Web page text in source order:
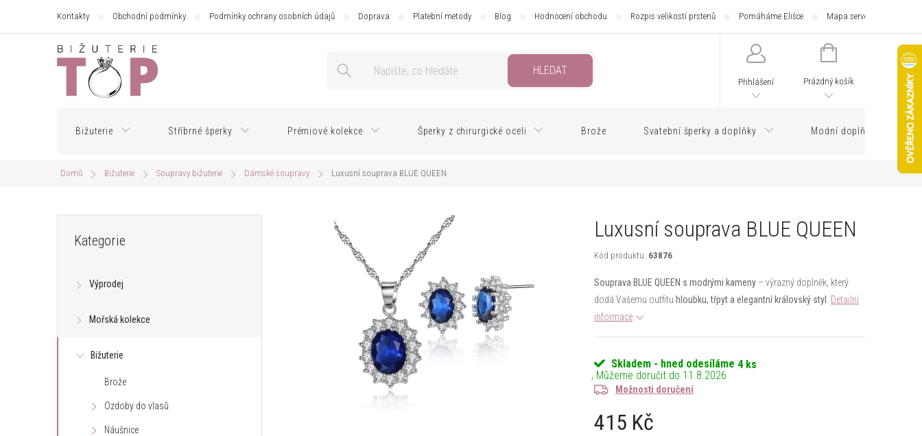
Kontakty Obchodní podmínky Podmínky ochrany osobních údajů Doprava Platební metody Blog Hodnocení obchodu Rozpis velikostí prstenů Pomáháme Elišce Mapa serveru
HLEDAT
Přihlášení
NÁKUPNÍ
Prázdný košík
Bižuterie Stříbrné šperky Prémiové kolekce Šperky z chirurgické oceli Brože Svatební šperky a doplňky Modní doplňky
Domů Bižuterie Soupravy bižuterie Dámské soupravy Luxusní souprava BLUE QUEEN
t
kategorie
Kategorie
Výprodej
Mořská kolekce
Bižuterie
Brože
Ozdoby do vlasů
Náušnice
Luxusní souprava BLUE QUEEN
Kód produktu: 63876
Souprava BLUE QUEEN s modrými kameny – výrazný doplněk, který
dodá Vašemu outfitu hloubku, třpyt a elegantní královský styl
Detailní
informace
Skladem - hned odesíláme 4 ks
11.8.2026
Možnosti doručení
415 Kč